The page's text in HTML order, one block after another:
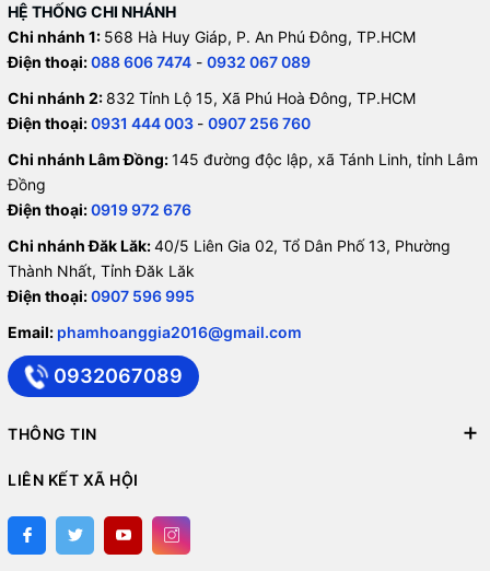
HỆ THỐNG CHI NHÁNH
Chi nhánh 1: 568 Hà Huy Giáp, P. An Phú Đông, TP.HCM
Điện thoại:088 606 7474 - 0932 067 089
Chi nhánh 2: 832 Tỉnh Lộ 15, Xã Phú Hoà Đông, TP.HCM
Điện thoại:0931 444 003 - 0907 256 760
Chi nhánh Lâm Đồng:145 đường độc lập, xã Tánh Linh, tỉnh Lâm
Đồng
Điện thoại:0919 972 676
Chi nhánh Đăk Lăk:40/5 Liên Gia 02, Tổ Dân Phố 13, Phường
Thành Nhất, Tỉnh Đăk Lăk
Điện thoại:0907 596 995
Email: phamhoanggia2016@gmail.com
0932067089
THÔNG TIN
LIÊN KẾT XÃ HỘI